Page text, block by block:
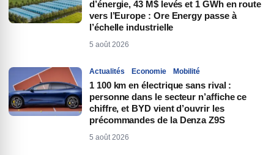
d’énergie, 43 M$ levés et 1 GWh en route
vers l’Europe : Ore Energy passe à
l’échelle industrielle
5 août 2026
Actualités Economie Mobilité
1 100 km en électrique sans rival :
personne dans le secteur n’affiche ce
chiffre, et BYD vient d’ouvrir les
précommandes de la Denza Z9S
5 août 2026